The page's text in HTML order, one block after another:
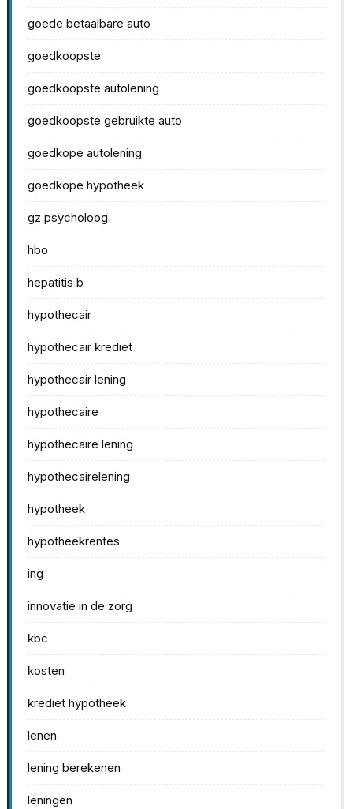
goede betaalbare auto
goedkoopste
goedkoopste autolening
goedkoopste gebruikte auto
goedkope autolening
goedkope hypotheek
gz psycholoog
hbo
hepatitis b
hypothecair
hypothecair krediet
hypothecair lening
hypothecaire
hypothecaire lening
hypothecairelening
hypotheek
hypotheekrentes
ing
innovatie in de zorg
kbc
kosten
krediet hypotheek
lenen
lening berekenen
leningen